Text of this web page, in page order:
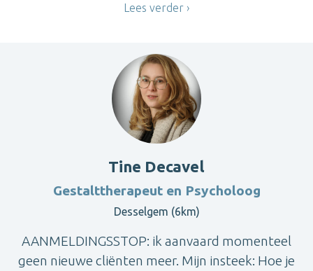
Lees verder
Tine Decavel
Gestalttherapeut en Psycholoog
Desselgem (6km)
AANMELDINGSSTOP: ik aanvaard momenteel
geen nieuwe cliënten meer. Mijn insteek: Hoe je